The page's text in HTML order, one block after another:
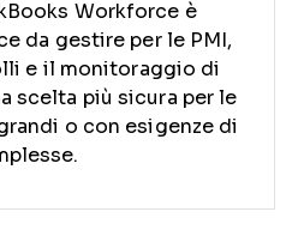
Workforce è
da gestire per le PMI,
e il monitoraggio di
scelta più sicura per le
o con esigenze di